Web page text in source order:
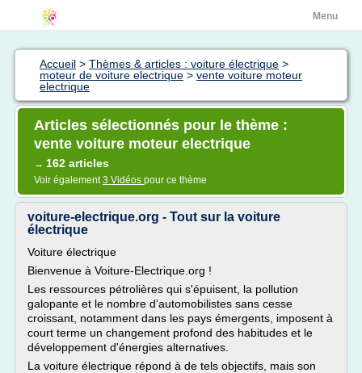
Menu
Accueil > Thèmes & articles : voiture électrique >
moteur de voiture electrique > vente voiture moteur
electrique
Articles sélectionnés pour le thème :
vente voiture moteur electrique
→ 162 articles
Voir également3 Vidéos pour ce thème
voiture-electrique.org - Tout sur la voiture
électrique
Voiture électrique
Bienvenue à Voiture-Electrique.org !
Les ressources pétrolières qui s'épuisent, la pollution
galopante et le nombre d'automobilistes sans cesse
croissant, notamment dans les pays émergents, imposent à
court terme un changement profond des habitudes et le
développement d'énergies alternatives.
La voiture électrique répond à de tels objectifs, mais son